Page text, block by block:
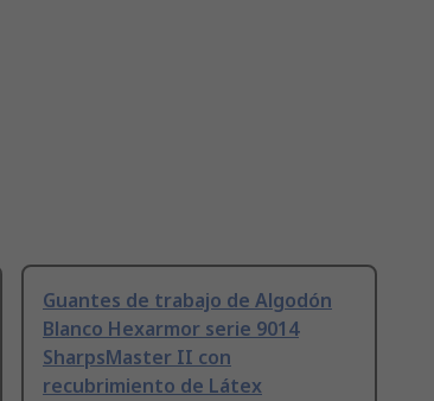
Guantes de trabajo de Algodón
Blanco Hexarmor serie 9014
SharpsMaster II con
recubrimiento de Látex